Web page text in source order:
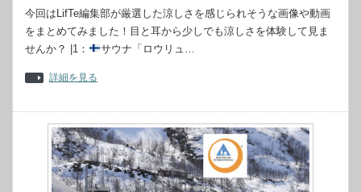
今回はLifTe編集部が厳選した涼しさを感じられそうな画像や動画
をまとめてみました！目と耳から少しでも涼しさを体験して見ま
せんか？ |1：
サウナ「ロウリュ…
詳細を見る